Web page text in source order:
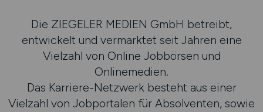
Die ZIEGELER MEDIEN GmbH betreibt,
entwickelt und vermarktet seit Jahren eine
Vielzahl von Online Jobbörsen und
Onlinemedien.
Das Karriere-Netzwerk besteht aus einer
Vielzahl von Jobportalen für Absolventen, sowie